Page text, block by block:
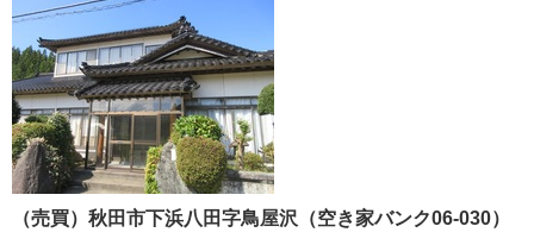
（売買）秋田市下浜八田字鳥屋沢（空き家バンク06-030）